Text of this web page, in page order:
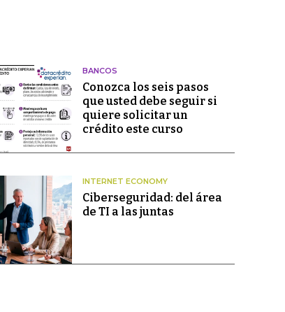
BANCOS
Conozca los seis pasos
que usted debe seguir si
quiere solicitar un
crédito este curso
INTERNET ECONOMY
Ciberseguridad: del área
de TI a las juntas